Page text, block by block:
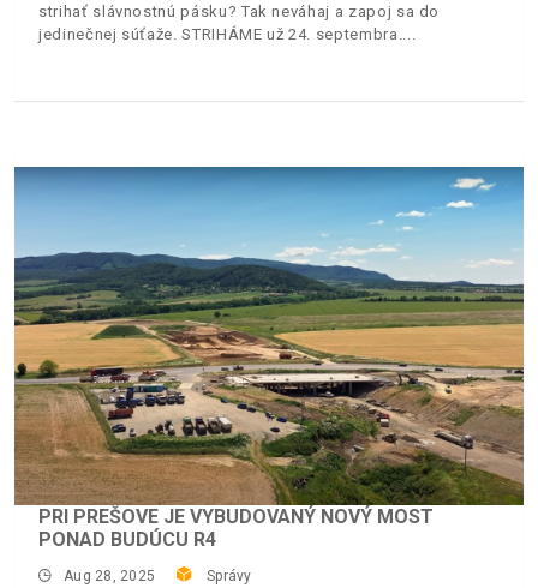
strihať slávnostnú pásku? Tak neváhaj a zapoj sa do
jedinečnej súťaže. STRIHÁME už 24. septembra.
PRI PREŠOVE JE VYBUDOVANÝ NOVÝ MOST
PONAD BUDÚCU R4
Aug 28, 2025 Správy